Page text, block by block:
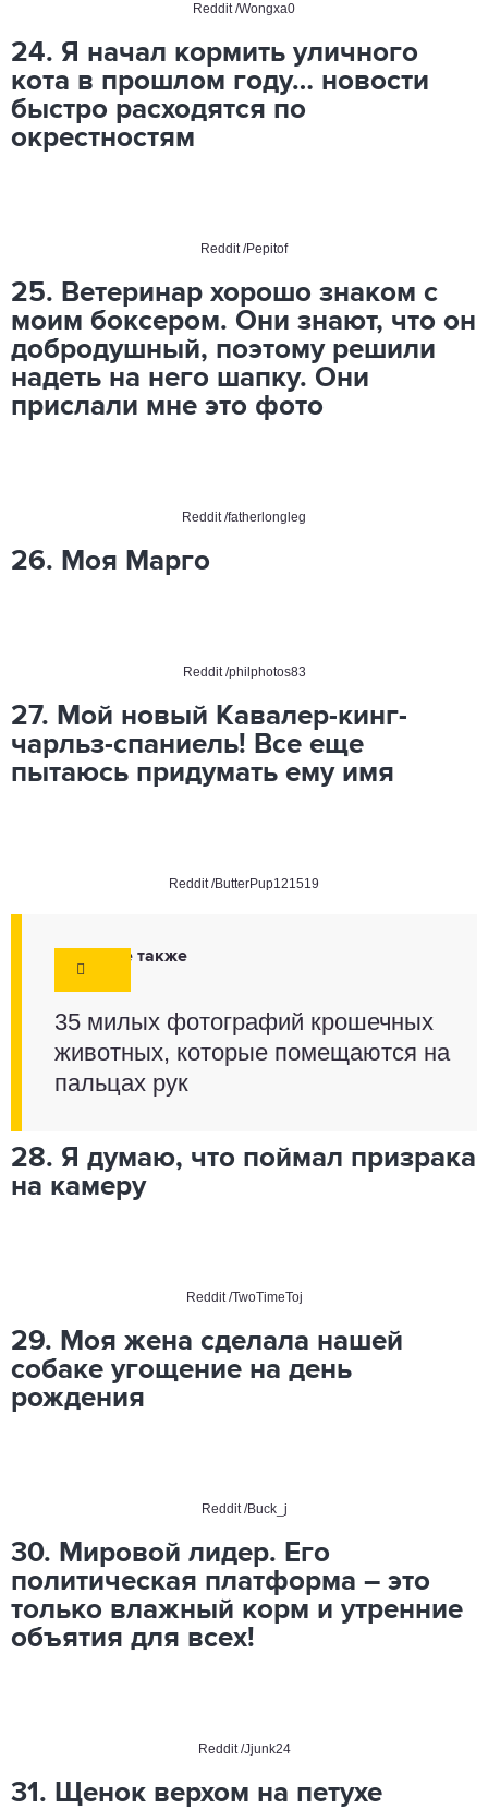
Reddit/Wongxa0
24. Я начал кормить уличного
кота в прошлом году… новости
быстро расходятся по
окрестностям
Reddit/Pepitof
25. Ветеринар хорошо знаком с
моим боксером. Они знают, что он
добродушный, поэтому решили
надеть на него шапку. Они
прислали мне это фото
Reddit/fatherlongleg
26. Моя Марго
Reddit/philphotos83
27. Мой новый Кавалер-кинг-
чарльз-спаниель! Все еще
пытаюсь придумать ему имя
Reddit/ButterPup121519
Смотрите также
35 милых фотографий крошечных
животных, которые помещаются на
пальцах рук
28. Я думаю, что поймал призрака
на камеру
Reddit/TwoTimeToj
29. Моя жена сделала нашей
собаке угощение на день
рождения
Reddit/Buck_j
30. Мировой лидер. Его
политическая платформа – это
только влажный корм и утренние
объятия для всех!
Reddit/Jjunk24
31. Щенок верхом на петухе